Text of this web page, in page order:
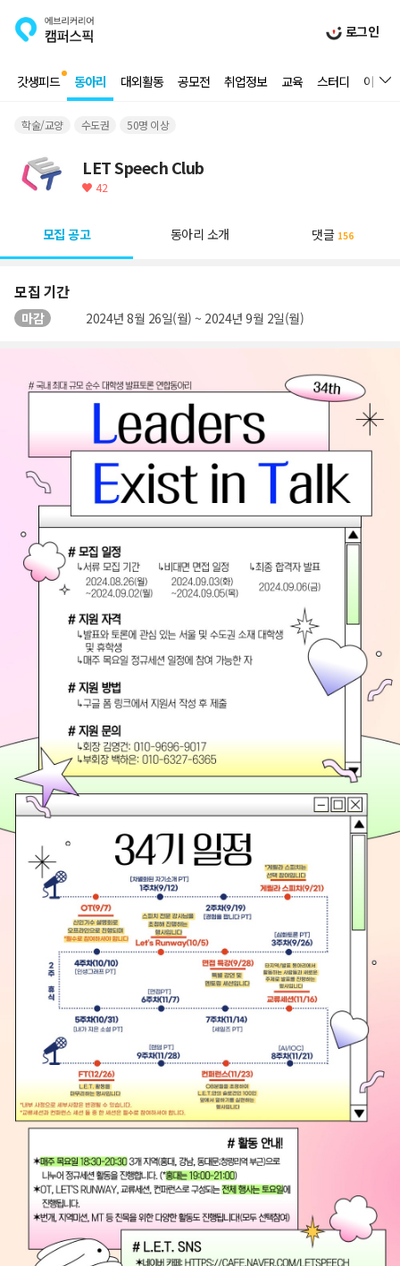
로그인
갓생피드 동아리 대외활동 공모전 취업정보 교육 스터디 이벤트
학술/교양 수도권 50명 이상
LET Speech Club
42
모집 공고 동아리 소개 댓글 156
모집 기간
마감 2024년 8월 26일(월) ~ 2024년 9월 2일(월)